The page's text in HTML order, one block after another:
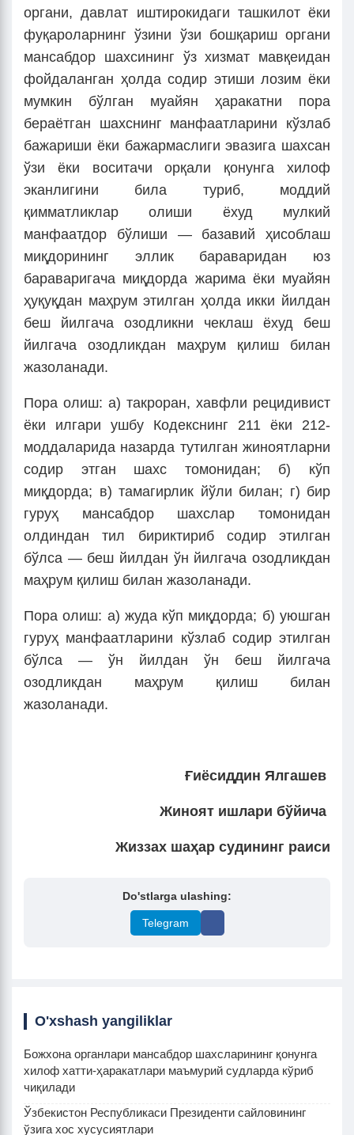
органи, давлат иштирокидаги ташкилот ёки
фуқароларнинг ўзини ўзи бошқариш органи
мансабдор шахсининг ўз хизмат мавқеидан
фойдаланган ҳолда содир этиши лозим ёки
мумкин бўлган муайян ҳаракатни пора
бераётган шахснинг манфаатларини кўзлаб
бажариши ёки бажармаслиги эвазига шахсан
ўзи ёки воситачи орқали қонунга хилоф
эканлигини била туриб, моддий
қимматликлар олиши ёхуд мулкий
манфаатдор бўлиши — базавий ҳисоблаш
миқдорининг эллик бараваридан юз
бараваригача миқдорда жарима ёки муайян
ҳуқуқдан маҳрум этилган ҳолда икки йилдан
беш йилгача озодликни чеклаш ёхуд беш
йилгача озодликдан маҳрум қилиш билан
жазоланади.
Пора олиш: а) такроран, хавфли рецидивист
ёки илгари ушбу Кодекснинг 211 ёки 212-
моддаларида назарда тутилган жиноятларни
содир этган шахс томонидан; б) кўп
миқдорда; в) тамагирлик йўли билан; г) бир
гуруҳ мансабдор шахслар томонидан
олдиндан тил бириктириб содир этилган
бўлса — беш йилдан ўн йилгача озодликдан
маҳрум қилиш билан жазоланади.
Пора олиш: а) жуда кўп миқдорда; б) уюшган
гуруҳ манфаатларини кўзлаб содир этилган
бўлса — ўн йилдан ўн беш йилгача
озодликдан маҳрум қилиш билан
жазоланади.
Ғиёсиддин Ялгашев
Жиноят ишлари бўйича
Жиззах шаҳар судининг раиси
Do'stlarga ulashing:
Telegram
O'xshash yangiliklar
Божхона органлари мансабдор шахсларининг қонунга
хилоф хатти-ҳаракатлари маъмурий судларда кўриб
чиқилади
Ўзбекистон Республикаси Президенти сайловининг
ўзига хос xусусиятлари